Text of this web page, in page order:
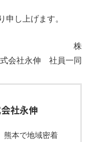
申し上げます。
式会社永伸 社員一同
社永伸
熊本で地域密着